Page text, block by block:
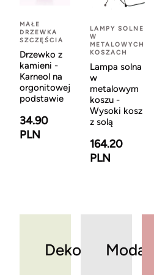
MAŁE
DRZEWKA
SZCZĘŚCIA
Drzewko z
kamieni -
Karneol na
orgonitowej
podstawie
34.90
PLN
LAMPY SOLNE
W
METALOWYCH
KOSZACH
Lampa solna
w
metalowym
koszu -
Wysoki kosz
z solą
164.20
PLN
DekoracjeModa